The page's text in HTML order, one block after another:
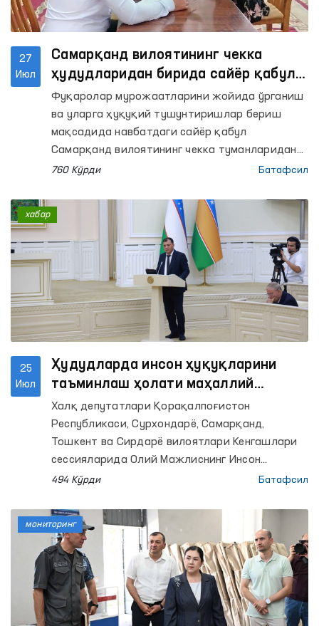
27
Июл
Самарқанд вилоятининг чекка
ҳудудларидан бирида сайёр қабул
ўтказилди
Фуқаролар мурожаатларини жойида ўрганиш
ва уларга ҳуқуқий тушунтиришлар бериш
мақсадида навбатдаги сайёр қабул
Самарқанд вилоятининг чекка туманларидан
бири — Пахтачи туманида ўтказилди.
760 Кўрди Батафсил
25
Июл
Ҳудудларда инсон ҳуқуқларини
таъминлаш ҳолати маҳаллий
Кенгашлар сессияларида муҳокама
қилинди
Халқ депутатлари Қорақалпоғистон
Республикаси, Сурхондарё, Самарқанд,
Тошкент ва Сирдарё вилоятлари Кенгашлари
сессияларида Олий Мажлиснинг Инсон
ҳуқуқлари бўйича вакили (омбудсман)нинг
ҳудудларда инсон ҳуқуқлари, эркинликлари
ва қонуний манфаатларини ҳимоя қилиш
ҳолати юзасидан маърузалар тақдим этилди.
494 Кўрди Батафсил
хабар
мониторинг